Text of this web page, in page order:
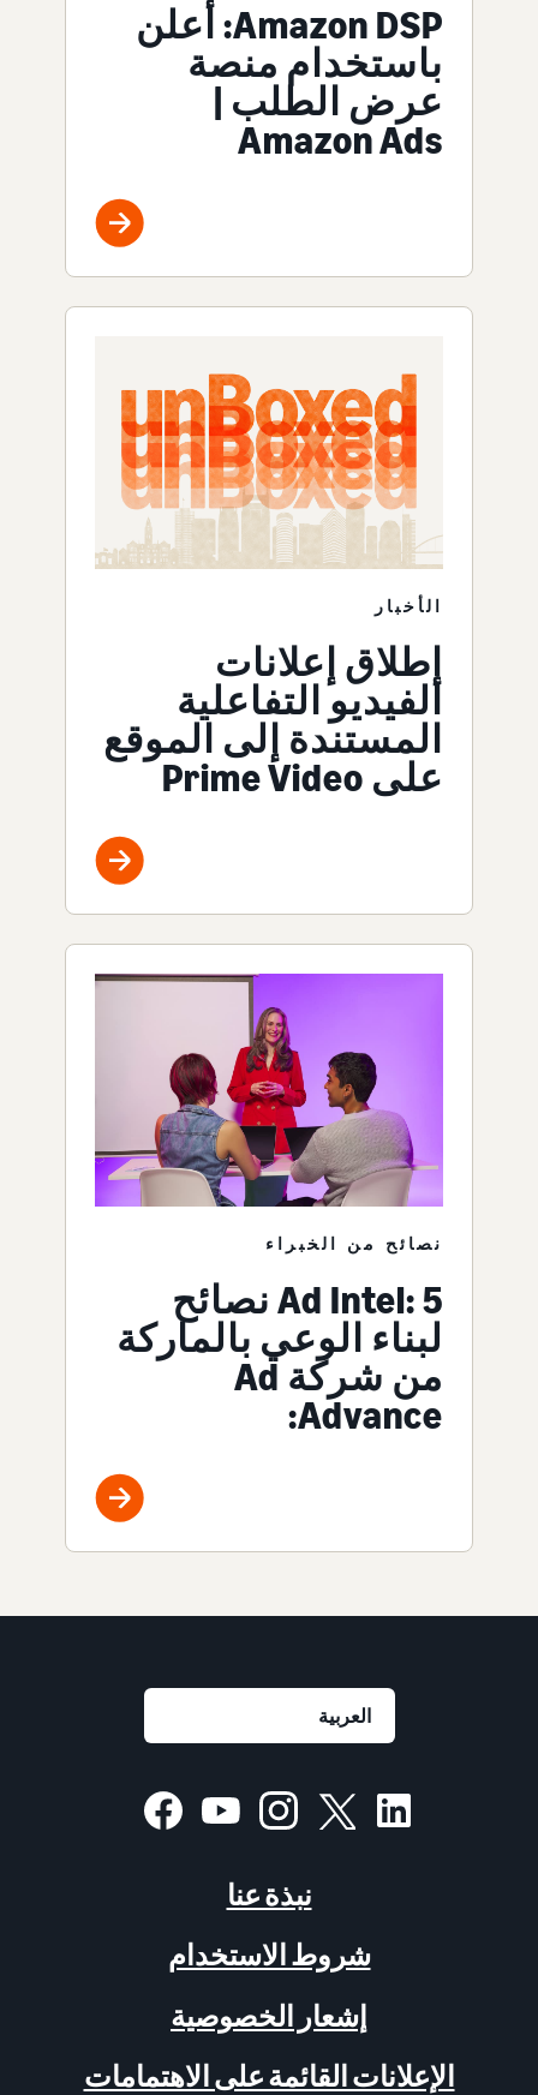
Amazon DSP: أعلن
باستخدام منصة
عرض الطلب |
Amazon Ads
الأخبار
إطلاق إعلانات
الفيديو التفاعلية
المستندة إلى الموقع
على Prime Video
نصائح من الخبراء
Ad Intel: 5 نصائح
لبناء الوعي بالماركة
من شركة Ad
Advance:
نبذة عنا
شروط الاستخدام
إشعار الخصوصية
الإعلانات القائمة على الاهتمامات